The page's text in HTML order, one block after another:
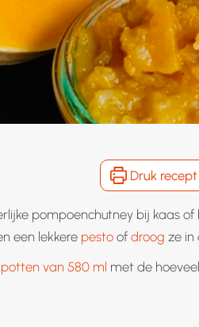
Druk
pompoenchutney bij kaas
een lekkere pesto of droog ze in
van 580 ml met de